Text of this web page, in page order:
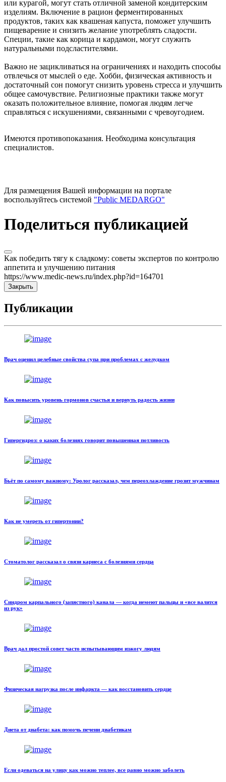
или курагой, могут стать отличной заменой кондитерским
изделиям. Включение в рацион ферментированных
продуктов, таких как квашеная капуста, поможет улучшить
пищеварение и снизить желание употреблять сладости.
Специи, такие как корица и кардамон, могут служить
натуральными подсластителями.
Важно не зацикливаться на ограничениях и находить способы
отвлечься от мыслей о еде. Хобби, физическая активность и
достаточный сон помогут снизить уровень стресса и улучшить
общее самочувствие. Религиозные практики также могут
оказать положительное влияние, помогая людям легче
справляться с искушениями, связанными с чревоугодием.
Имеются противопоказания. Необходима консультация
специалистов.
Для размещения Вашей информации на портале
воспользуйтесь системой "Public MEDARGO"
Поделиться публикацией
Как победить тягу к сладкому: советы экспертов по контролю
аппетита и улучшению питания
https://www.medic-news.ru/index.php?id=164701
Закрыть
Публикации
Врач оценил целебные свойства супа при проблемах с желудком
Как повысить уровень гормонов счастья и вернуть радость жизни
Гипергидроз: о каких болезнях говорит повышенная потливость
Бьёт по самому важному: Уролог рассказал, чем переохлаждение грозит мужчинам
Как не умереть от гипертонии?
Стоматолог рассказал о связи кариеса с болезнями сердца
Синдром карпального (запястного) канала — когда немеют пальцы и «все валится
из рук»
Врач дал простой совет часто испытывающим изжогу людям
Физическая нагрузка после инфаркта — как восстановить сердце
Диета от диабета: как помочь печени диабетикам
Если одеваться на улицу как можно теплее, все равно можно заболеть